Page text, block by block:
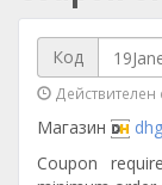
Код
Действителен
Магазин
Coupon